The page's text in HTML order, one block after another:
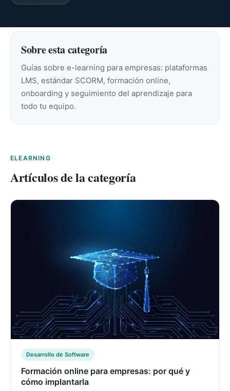
Sobre esta categoría
Guías sobre e-learning para empresas: plataformas
LMS, estándar SCORM, formación online,
onboarding y seguimiento del aprendizaje para
todo tu equipo.
ELEARNING
Artículos de la categoría
Desarrollo de Software
Formación online para empresas: por qué y
cómo implantarla